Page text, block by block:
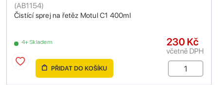
Čistící sprej na řetěz Motul C1 400ml
(AB1154)
4+ Skladem 230 Kč
včetně DPH
PŘIDAT DO KOŠÍKU